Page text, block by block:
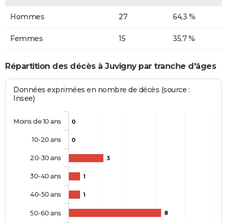
Hommes 27 64,3 %
Femmes 15 35,7 %
Répartition des décès à Juvigny par tranche d'âges
Données exprimées en nombre de décès (source :
Insee)
0
0
3
1
1
8
Moins de 10 ans
10-20 ans
20-30 ans
30-40 ans
40-50 ans
50-60 ans